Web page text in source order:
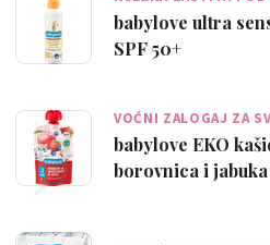
babylove ultra
SPF 50+
VOĆNI ZALOGAJ ZA
babylove EKO
borovnica i jabuka